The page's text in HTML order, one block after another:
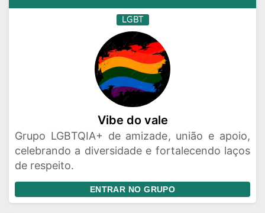
LGBT
Vibe do vale
Grupo LGBTQIA+ de amizade, união e apoio,
celebrando a diversidade e fortalecendo laços
de respeito.
ENTRAR NO GRUPO